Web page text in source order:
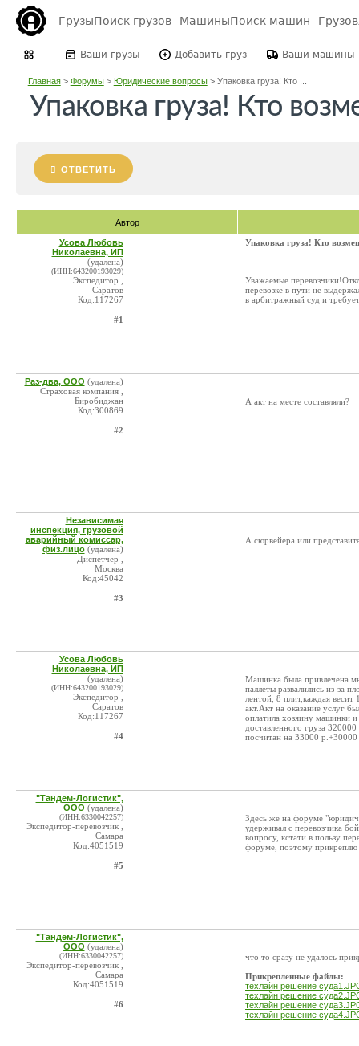
ГрузыПоиск грузов МашиныПоиск машин
Ваши грузы Добавить груз Ваши машины
Главная> Форумы> Юридические вопросы> Упаковка груза! Кто ...
Упаковка груза! Кто
ОТВЕТИТЬ
Автор
Усова Любовь
Николаевна, ИП
(удалена)
(ИНН:643200193029)
Экспедитор ,
Саратов
Код:117267
#1
Упаковка груза! Кто
Уважаемые
перевозке в пути не
в арбитражный суд и
Раз-два, ООО (удалена)
Страховая компания ,
Биробиджан
Код:300869
#2
А акт на месте составляли?
Независимая
инспекция, грузовой
аварийный комиссар,
физ.лицо (удалена)
Диспетчер ,
Москва
Код:45042
#3
А сюрвейера или
Усова Любовь
Николаевна, ИП
(удалена)
(ИНН:643200193029)
Экспедитор ,
Саратов
Код:117267
#4
Машинка была привлечена
паллеты развалились из-за
лентой, 8 плит,каждая
акт.Акт на оказание услуг
оплатила хозяину машинки
доставленного груза
посчитан на 33000 р.+30000
"Тандем-Логистик",
ООО (удалена)
(ИНН:6330042257)
Экспедитор-перевозчик ,
Самара
Код:4051519
#5
Здесь же на форуме
удерживал с перевозчика
вопросу, кстати в пользу
форуме, поэтому
"Тандем-Логистик",
ООО (удалена)
(ИНН:6330042257)
Экспедитор-перевозчик ,
Самара
Код:4051519
#6
что то сразу не удалось
Прикрепленные файлы:
техлайн решение
техлайн решение
техлайн решение
техлайн решение